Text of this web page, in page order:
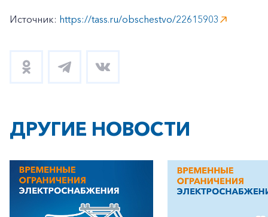
+7-800-700-24-57
Частным клиентам
Корпоративным клиентам
Источник: https://tass.ru/obschestvo/22615903
ДРУГИЕ НОВОСТИ